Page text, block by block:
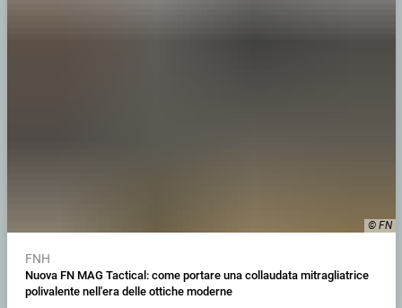
© FN
FNH
Nuova FN MAG Tactical: come portare una collaudata mitragliatrice
polivalente nell'era delle ottiche moderne